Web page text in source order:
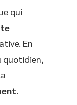
qui
En
quotidien,